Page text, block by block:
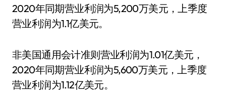
2020年同期营业利润为5,200万美元，上季度
营业利润为1.1亿美元。
非美国通用会计准则营业利润为1.01亿美元，
2020年同期营业利润为5,600万美元，上季度
营业利润为1.12亿美元。